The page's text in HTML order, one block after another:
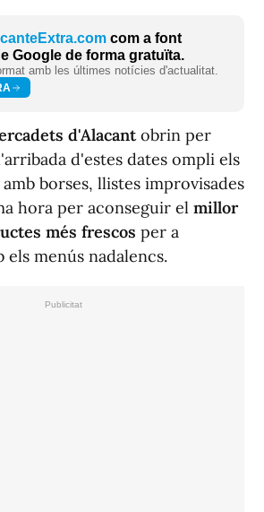
com a font
Google de forma gratuïta.
amb les últimes notícies d'actualitat.
d'Alacantobrin per
d'estes dates ompli els
borses, llistes improvisades
hora per aconseguir el millor
més frescos per a
menús nadalencs.